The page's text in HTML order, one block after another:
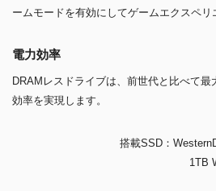
ームモードを有効にしてゲームエクスペリ
電力効率
DRAMレスドライブは、前世代と比べて最
効率を実現します。
搭載SSD：
1TB